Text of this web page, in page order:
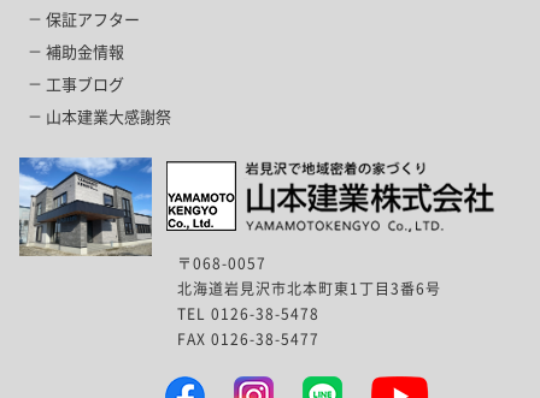
保証アフター
補助金情報
工事ブログ
山本建業大感謝祭
〒068-0057
北海道岩見沢市北本町東1丁目3番6号
TEL 0126-38-5478
FAX 0126-38-5477